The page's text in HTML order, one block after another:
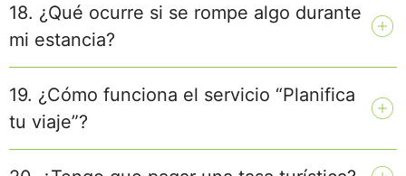
18. ¿Qué ocurre si se rompe algo durante
mi estancia?
19. ¿Cómo funciona el servicio “Planifica
tu viaje”?